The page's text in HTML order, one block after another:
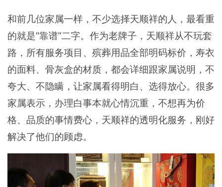
和前几位家属一样，不少选择天顺祥的人，最看重
的就是“靠谱”二字。作为老牌子，天顺祥从不玩套
路，所有服务项目、殡葬用品全部明码标价，寿衣
的面料、骨灰盒的材质，都会详细跟家属说明，不
夸大、不隐瞒，让家属看得明白、选得放心。很多
家属表示，办理白事本就心情沉重，不想再为价
格、品质的事情费心，天顺祥的透明化服务，刚好
解决了他们的顾虑。